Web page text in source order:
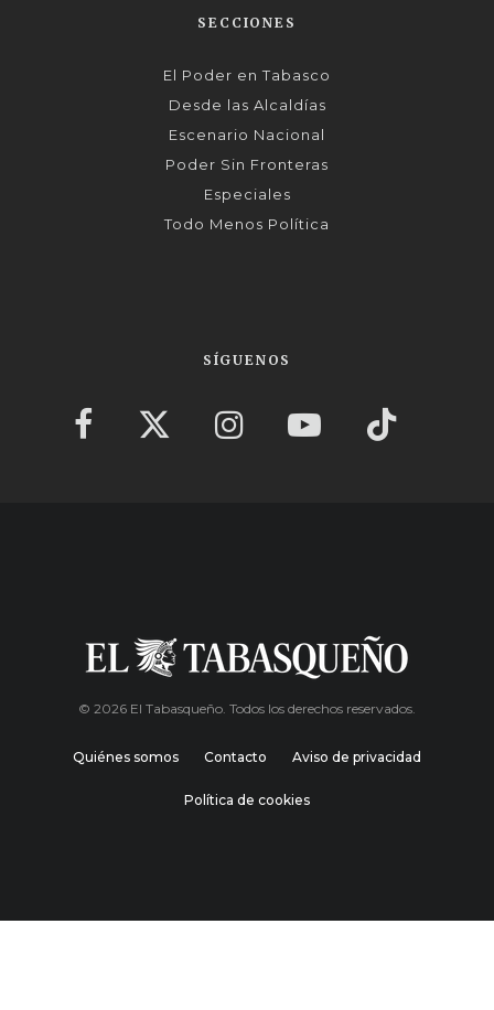
SECCIONES
El Poder en Tabasco
Desde las Alcaldías
Escenario Nacional
Poder Sin Fronteras
Especiales
Todo Menos Política
SÍGUENOS
© 2026 El Tabasqueño. Todos los derechos reservados.
Quiénes somos Contacto Aviso de privacidad
Política de cookies